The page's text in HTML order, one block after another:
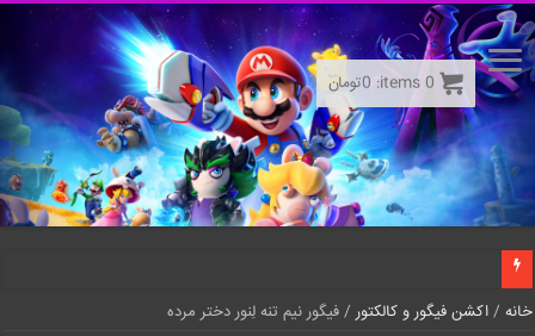
خانه /اکشن فیگور و کالکتور / فیگور نیم تنه لِنور دختر مرده
0
items:
0تومان